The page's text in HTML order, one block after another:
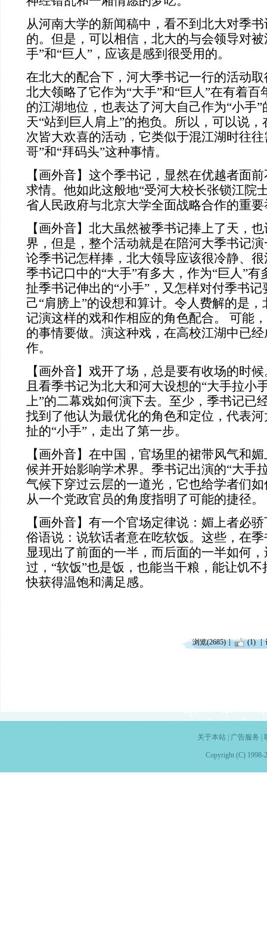
从河南大学的新闻稿中，看不到北大对季
的。但是，可以相信，北大的与会领导对被
手”和“巨人”，应该是感到很受用的。
在北大的配合下，河大季书记一行的活动
北大领略了它作为“大手”和“巨人”在有着
的江湖地位，也表达了河大自己作为“小手
天“站到巨人肩上”的抱负。所以，可以说
次皆大欢喜的活动，它类似于混江湖时往
哥”和“拜码头”这种事情。
【画外音】这个季书记，显然在优越者面
求情。他如此这般地“受河大校长张锁江院
省人民政府与北京大学全面战略合作的重
【画外音】北大虽然被季书记捧上了天，
界，但是，整个活动就是在陪河大季书记
论季书记怎样捧，北大领导应该很冷静、
季书记口中的“大手”有多大，作为“巨人”
扯季书记伸出的“小手”，又怎样对付季书
己“肩膀上”的设想和算计。令人费解的是
记演这样的戏和作相应的角色配合。 可能
的事情要做。演这种戏，在高校江湖中已
作。
【画外音】戏开了场，总是要有收场的时
且看季书记为北大和河大设想的“大手拉小
上”的二幕戏如何演下去。至少，季书记已
找到了他认为最优化的角色和定位，代表
扯的“小手”，走出了第一步。
【画外音】在中国，官场里的裙带风气和
候并开始影响学术界。季书记出演的“大手
气候下穿过云层的一道光，它也给学者们
从一个党政官员的角度指明了可能的捷径。
【画外音】有一个官场定律说：媚上者必
俗语说：说软话者意在吃软饭。这些，在
显现出了前面的一半，而后面的一半如何
过，“软饭”也是饭，也能当干粮，能让饥
快获得温饱和满足感。
浏览(2685) (1)
关于本站| 广告服务
Copyright (C) 1998-